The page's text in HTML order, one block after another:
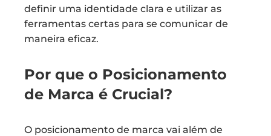
definir uma identidade clara e utilizar as
ferramentas certas para se comunicar de
maneira eficaz.
Por que o Posicionamento
de Marca é Crucial?
O posicionamento de marca vai além de